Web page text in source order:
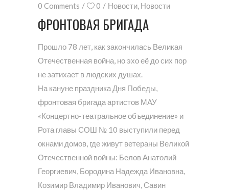
0 Comments
0 Новости, Новости
ФРОНТОВАЯ БРИГАДА
Прошло 78 лет, как закончилась Великая
Отечественная война, но эхо её до сих пор
не затихает в людских душах.
На кануне праздника Дня Победы,
фронтовая бригада артистов МАУ
«Концертно-театральное объединение» и
Рота главы СОШ № 10 выступили перед
окнами домов, где живут ветераны Великой
Отечественной войны: Белов Анатолий
Георгиевич, Бородина Надежда Ивановна,
Козимир Владимир Иванович, Савин